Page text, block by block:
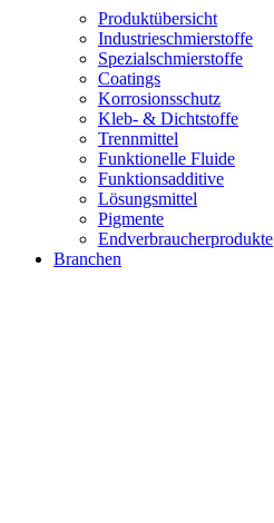
Produktübersicht
Industrieschmierstoffe
Spezialschmierstoffe
Coatings
Korrosionsschutz
Kleb- & Dichtstoffe
Trennmittel
Funktionelle Fluide
Funktionsadditive
Lösungsmittel
Pigmente
Endverbraucherprodukte
Branchen